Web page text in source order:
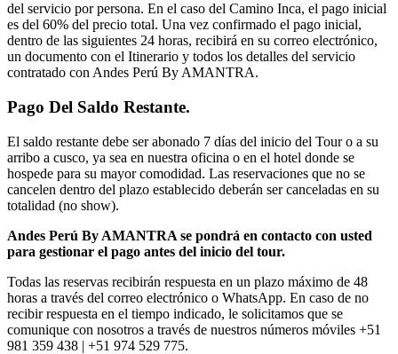
del servicio por persona. En el caso del Camino Inca, el pago inicial
es del 60% del precio total. Una vez confirmado el pago inicial,
dentro de las siguientes 24 horas, recibirá en su correo electrónico,
un documento con el Itinerario y todos los detalles del servicio
contratado con Andes Perú By AMANTRA.
Pago Del Saldo Restante.
El saldo restante debe ser abonado 7 días del inicio del Tour o a su
arribo a cusco, ya sea en nuestra oficina o en el hotel donde se
hospede para su mayor comodidad. Las reservaciones que no se
cancelen dentro del plazo establecido deberán ser canceladas en su
totalidad (no show).
Andes Perú By AMANTRA se pondrá en contacto con usted
para gestionar el pago antes del inicio del tour.
Todas las reservas recibirán respuesta en un plazo máximo de 48
horas a través del correo electrónico o WhatsApp. En caso de no
recibir respuesta en el tiempo indicado, le solicitamos que se
comunique con nosotros a través de nuestros números móviles +51
981 359 438 | +51 974 529 775.